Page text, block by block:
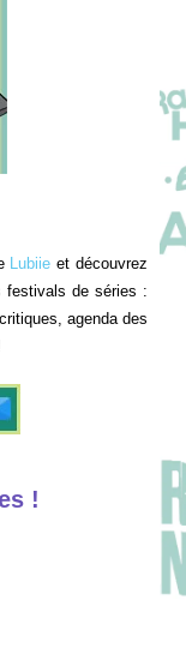
Lubiie et découvrez
festivals de séries :
agenda des
!